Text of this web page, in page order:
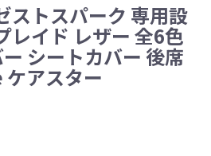
ストスパーク 専用設
レイド レザー 全6色
シートカバー 後席
アスター